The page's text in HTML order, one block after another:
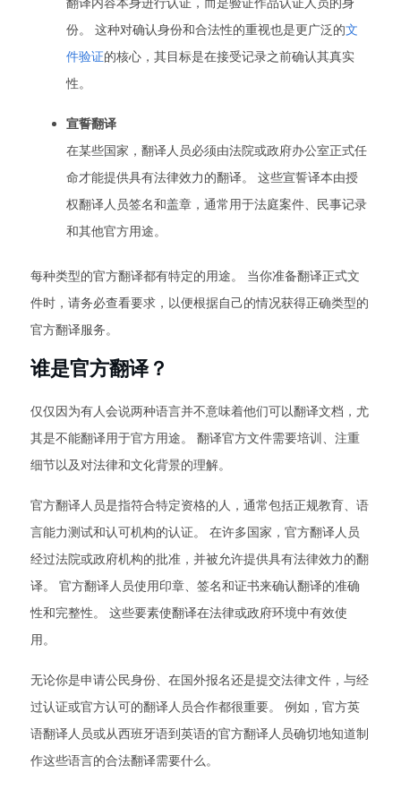
份。 这种对确认身份和合法性的重视也是更广泛的文
件验证的核心，其目标是在接受记录之前确认其真实
性。
宣誓翻译
在某些国家，翻译人员必须由法院或政府办公室正式任
命才能提供具有法律效力的翻译。 这些宣誓译本由授
权翻译人员签名和盖章，通常用于法庭案件、民事记录
和其他官方用途。
每种类型的官方翻译都有特定的用途。 当你准备翻译正式文
件时，请务必查看要求，以便根据自己的情况获得正确类型的
官方翻译服务。
谁是官方翻译？
仅仅因为有人会说两种语言并不意味着他们可以翻译文档，尤
其是不能翻译用于官方用途。 翻译官方文件需要培训、注重
细节以及对法律和文化背景的理解。
官方翻译人员是指符合特定资格的人，通常包括正规教育、语
言能力测试和认可机构的认证。 在许多国家，官方翻译人员
经过法院或政府机构的批准，并被允许提供具有法律效力的翻
译。 官方翻译人员使用印章、签名和证书来确认翻译的准确
性和完整性。 这些要素使翻译在法律或政府环境中有效使
用。
无论你是申请公民身份、在国外报名还是提交法律文件，与经
过认证或官方认可的翻译人员合作都很重要。 例如，官方英
语翻译人员或从西班牙语到英语的官方翻译人员确切地知道制
作这些语言的合法翻译需要什么。